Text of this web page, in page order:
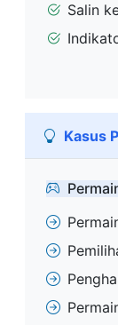
Salin
Kasus